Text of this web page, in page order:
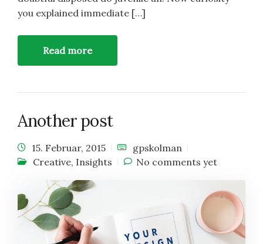
you explained immediate […]
Read more
Another post
15. Februar, 2015
gpskolman
Creative, Insights No comments yet